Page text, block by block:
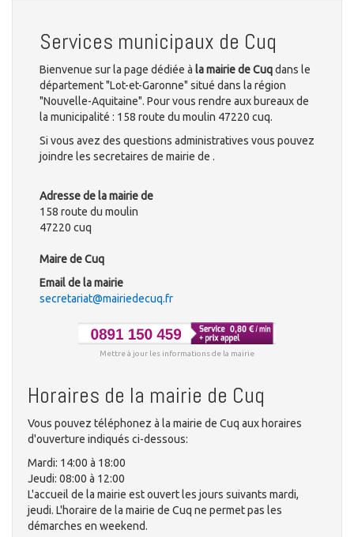
Services municipaux de Cuq
Bienvenue sur la page dédiée à la mairie de Cuqdans le
département "Lot-et-Garonne" situé dans la région
"Nouvelle-Aquitaine". Pour vous rendre aux bureaux de
la municipalité : 158 route du moulin 47220 cuq.
Si vous avez des questions administratives vous pouvez
joindre les secretaires de mairie de .
Adresse de la mairie de
158 route du moulin
47220 cuq
Maire de Cuq
Email de la mairie
secretariat@mairiedecuq.fr
Mettre à jour les informations de la mairie
Horaires de la mairie de Cuq
Vous pouvez téléphonez à la mairie de Cuq aux horaires
d'ouverture indiqués ci-dessous:
Mardi: 14:00 à 18:00
Jeudi: 08:00 à 12:00
L'accueil de la mairie est ouvert les jours suivants mardi,
jeudi. L'horaire de la mairie de Cuq ne permet pas les
démarches en weekend.